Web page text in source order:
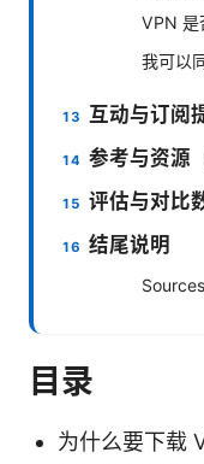
VPN 是
我可以
互动与订阅
参考与资源
评估与对比
结尾说明
目录
为什么要下载